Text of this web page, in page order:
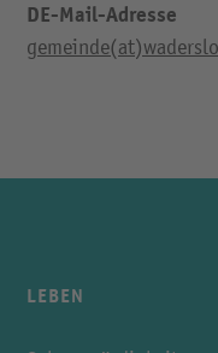
DE-Mail-Adresse
LEBEN